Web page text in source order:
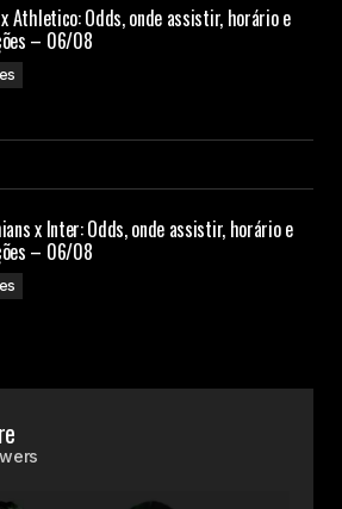
Athletico: Odds, onde assistir, horário e
– 06/08
x Inter: Odds, onde assistir, horário e
– 06/08